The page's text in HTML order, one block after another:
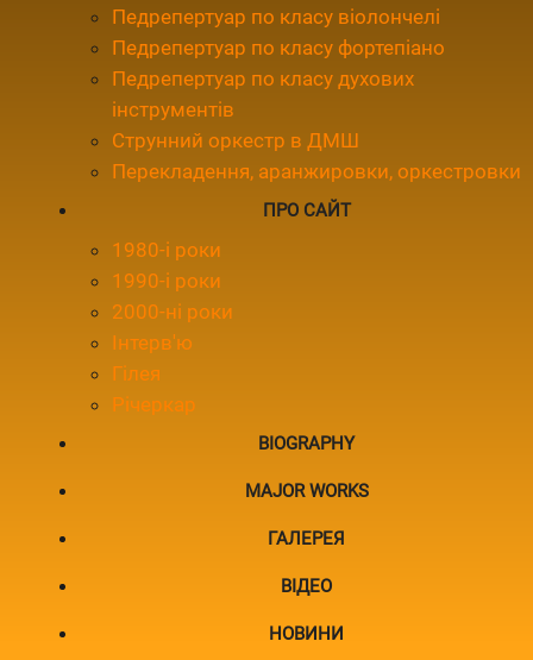
Педрепертуар по класу віолончелі
Педрепертуар по класу фортепіано
Педрепертуар по класу духових
інструментів
Струнний оркестр в ДМШ
Перекладення, аранжировки, оркестровки
ПРО САЙТ
1980-і роки
1990-і роки
2000-ні роки
Інтерв'ю
Гілея
Річеркар
BIOGRAPHY
MAJOR WORKS
ГАЛЕРЕЯ
ВІДЕО
НОВИНИ